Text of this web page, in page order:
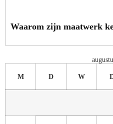
Waarom zijn maatwerk
M D W